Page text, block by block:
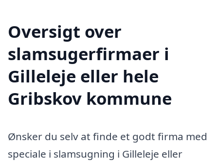
Oversigt over
slamsugerfirmaer i
Gilleleje eller hele
Gribskov kommune
Ønsker du selv at finde et godt firma med
speciale i slamsugning i Gilleleje eller